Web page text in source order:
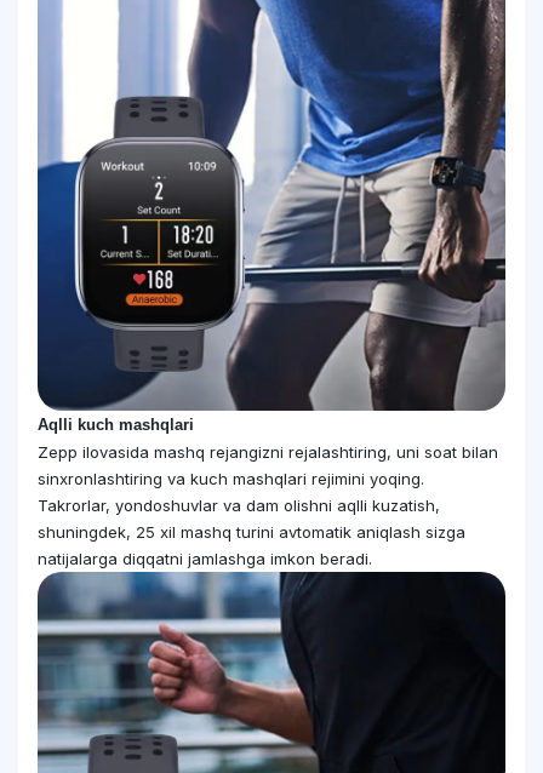
Aqlli kuch mashqlari
Zepp ilovasida mashq rejangizni rejalashtiring, uni soat bilan
sinxronlashtiring va kuch mashqlari rejimini yoqing.
Takrorlar, yondoshuvlar va dam olishni aqlli kuzatish,
shuningdek, 25 xil mashq turini avtomatik aniqlash sizga
natijalarga diqqatni jamlashga imkon beradi.